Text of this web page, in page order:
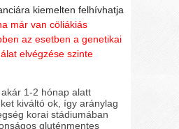
kiemelten felhívhatja
már van cöliákiás
az esetben a genetikai
elvégzése szinte
1-2 hónap alatt
kiváltó ok, így aránylag
korai stádiumában
gluténmentes